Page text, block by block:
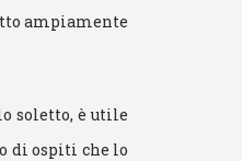
ampiamente
soletto, è utile
di ospiti che lo